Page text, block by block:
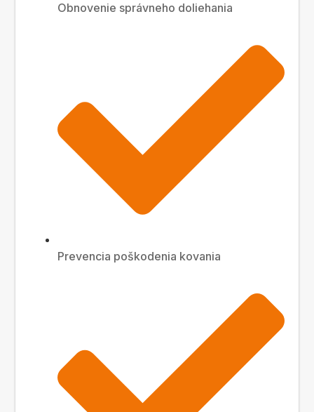
Obnovenie správneho doliehania
Prevencia poškodenia kovania